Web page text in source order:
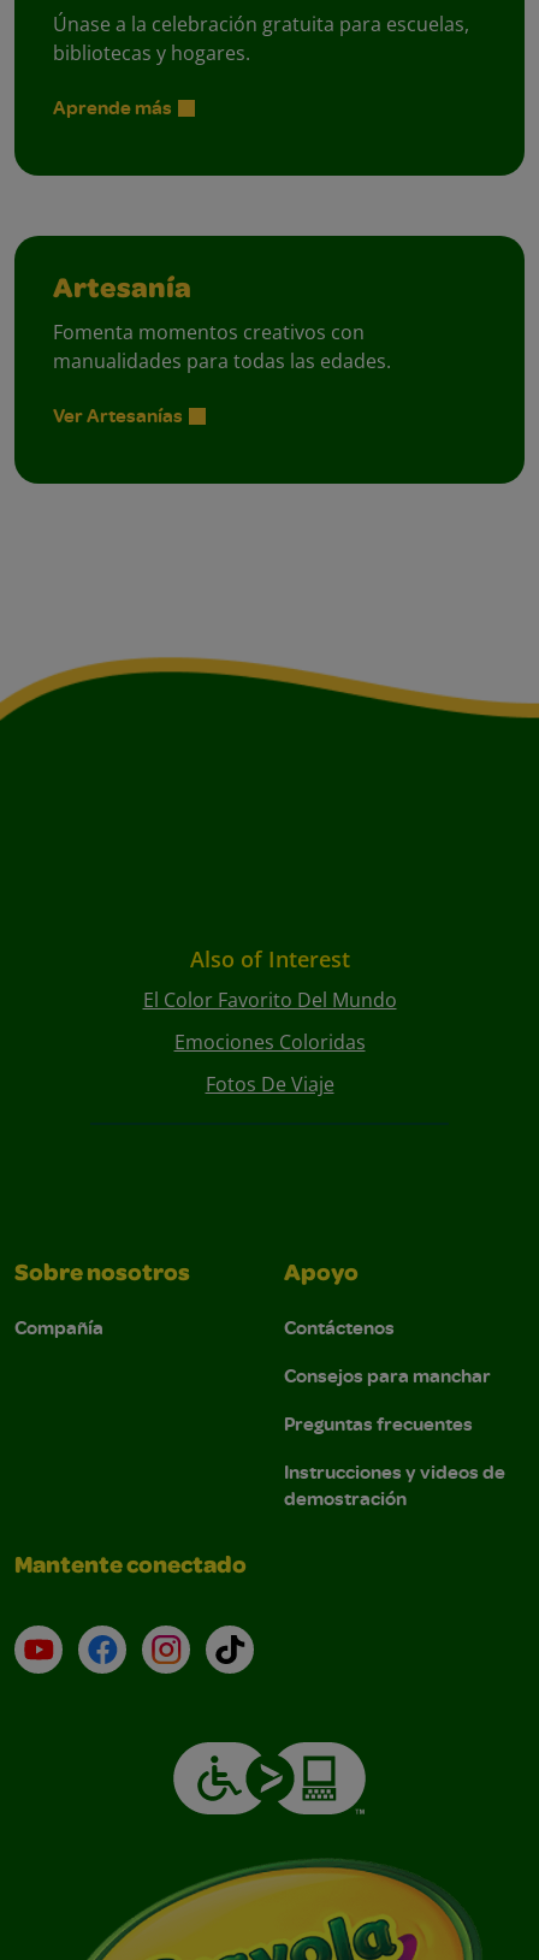
Únase a la celebración gratuita para escuelas,
bibliotecas y hogares.
Aprende más
Artesanía
Fomenta momentos creativos con
manualidades para todas las edades.
Ver Artesanías
Also of Interest
El Color Favorito Del Mundo
Emociones Coloridas
Fotos De Viaje
Sobre nosotros
Compañía
Apoyo
Contáctenos
Consejos para manchar
Preguntas frecuentes
Instrucciones y videos de
demostración
Mantente conectado
YouTube (en inglés)
Facebook (en inglés)
Instagram (en inglés)
TikTok